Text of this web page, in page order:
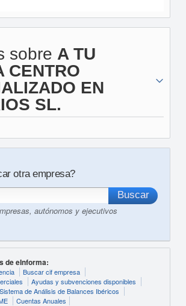
sobre A TU
CENTRO
EN
SL.
otra empresa?
autónomos y ejecutivos
de eInforma:
Buscar cif empresa
Ayudas y subvenciones disponibles
Sistema de Análisis de Balances Ibéricos
Cuentas Anuales